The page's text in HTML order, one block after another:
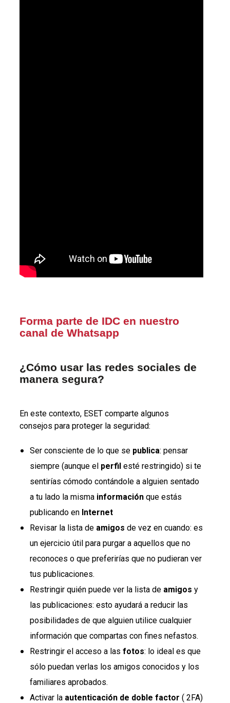
Forma parte de IDC en nuestro
canal de Whatsapp
¿Cómo usar las redes sociales de
manera segura?
En este contexto, ESET comparte algunos
consejos para proteger la seguridad:
Ser consciente de lo que se publica: pensar
siempre (aunque el perfilesté restringido) si te
sentirías cómodo contándole a alguien sentado
a tu lado la misma informaciónque estás
publicando en Internet
Revisar la lista de amigos de vez en cuando: es
un ejercicio útil para purgar a aquellos que no
reconoces o que preferirías que no pudieran ver
tus publicaciones.
Restringir quién puede ver la lista de amigos y
las publicaciones: esto ayudará a reducir las
posibilidades de que alguien utilice cualquier
información que compartas con fines nefastos.
Restringir el acceso a las fotos: lo ideal es que
sólo puedan verlas los amigos conocidos y los
familiares aprobados.
Activar la autenticación de doble factor ( 2FA)